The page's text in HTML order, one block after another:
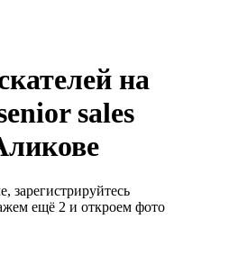
на
sales
зарегистрируйтесь
ещё 2 и откроем фото